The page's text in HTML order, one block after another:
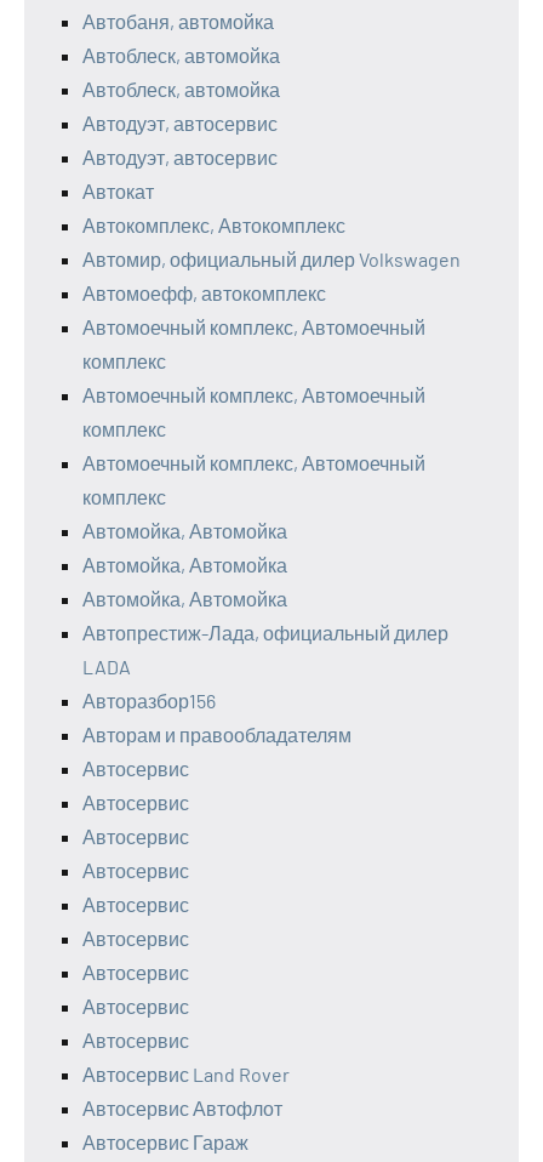
Автобаня, автомойка
Автоблеск, автомойка
Автоблеск, автомойка
Автодуэт, автосервис
Автодуэт, автосервис
Автокат
Автокомплекс, Автокомплекс
Автомир, официальный дилер Volkswagen
Автомоефф, автокомплекс
Автомоечный комплекс, Автомоечный
комплекс
Автомоечный комплекс, Автомоечный
комплекс
Автомоечный комплекс, Автомоечный
комплекс
Автомойка, Автомойка
Автомойка, Автомойка
Автомойка, Автомойка
Автопрестиж-Лада, официальный дилер
LADA
Авторазбор156
Авторам и правообладателям
Автосервис
Автосервис
Автосервис
Автосервис
Автосервис
Автосервис
Автосервис
Автосервис
Автосервис
Автосервис Land Rover
Автосервис Автофлот
Автосервис Гараж